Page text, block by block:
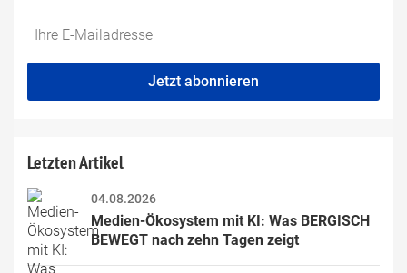
Do
fill
*Ihre
Mailadresse:
Jetzt abonnieren
Letzten Artikel
04.08.2026
Medien-Ökosystem mit KI: Was BERGISCH
BEWEGT nach zehn Tagen zeigt